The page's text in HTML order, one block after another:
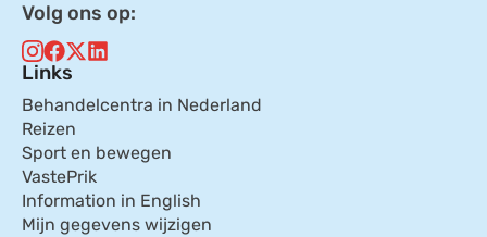
Volg ons op:
Links
Behandelcentra in Nederland
Reizen
Sport en bewegen
VastePrik
Information in English
Mijn gegevens wijzigen